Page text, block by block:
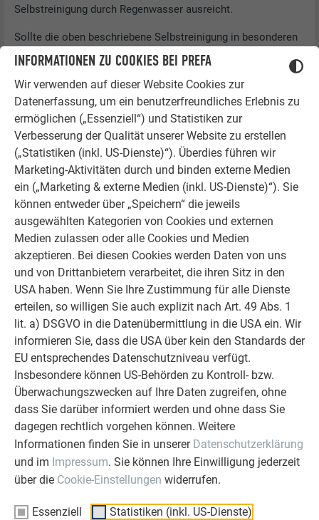
INFORMATIONEN ZU COOKIES BEI PREFA
Wir verwenden auf dieser Website Cookies zur
Datenerfassung, um ein benutzerfreundliches Erlebnis zu
ermöglichen („Essenziell“) und Statistiken zur
Verbesserung der Qualität unserer Website zu erstellen
(„Statistiken (inkl. US-Dienste)“). Überdies führen wir
Marketing-Aktivitäten durch und binden externe Medien
ein („Marketing & externe Medien (inkl. US-Dienste)“). Sie
können entweder über „Speichern“ die jeweils
ausgewählten Kategorien von Cookies und externen
Medien zulassen oder alle Cookies und Medien
akzeptieren. Bei diesen Cookies werden Daten von uns
und von Drittanbietern verarbeitet, die ihren Sitz in den
USA haben. Wenn Sie Ihre Zustimmung für alle Dienste
erteilen, so willigen Sie auch explizit nach Art. 49 Abs. 1
lit. a) DSGVO in die Datenübermittlung in die USA ein. Wir
informieren Sie, dass die USA über kein den Standards der
EU entsprechendes Datenschutzniveau verfügt.
Insbesondere können US-Behörden zu Kontroll- bzw.
Überwachungszwecken auf Ihre Daten zugreifen, ohne
dass Sie darüber informiert werden und ohne dass Sie
dagegen rechtlich vorgehen können. Weitere
Informationen finden Sie in unserer Datenschutzerklärung
und im Impressum. Sie können Ihre Einwilligung jederzeit
über die Cookie-Einstellungen widerrufen.
Essenziell Statistiken (inkl. US-Dienste)
Selbstreinigung durch Regenwasser ausreicht.
Sollte die oben beschriebene Selbstreinigung in besonderen
Fällen nicht ausreichend sein, kann eine regelmäßige
Bei besonderen Situationen wie extremem Pollenflug oder
Staubaufkommen ist eine regelmäßige Reinigung zu
empfehlen.
Generell ist mit aufbereitetem Wasser und weichem
Lappen oder Schwamm zu reinigen.
Verunreinigungen wie Bohrstaub oder Mörtelreste auf
beschichteten oder blanken Aluminiumteilen sind
sofort zu entfernen.
Keinesfalls Schmutz trocken abkratzen oder scharfe
Reinigungsmittel verwenden.
Keinesfalls Hochdruckreiniger verwenden.
Keinesfalls Materialien wie aggressive Chemikalien,
Scheuermittel, Klingen, Stahlwolle, Poliermittel etc.
verwenden. Diese können die Glasoberfläche oder die
Antireflexschicht beschädigen. Dies führt zum
Erlöschen der Garantieleistung.
Eine nachträgliche Aufbringung von wasser- bzw.
schmutzabweisenden Beschichtungen kann die
Effizienz der Module und somit den Ertrag negativ
beeinflussen.
Die Reinigung des PREFA Solardaches sollte nur von
Fachpersonal durchgeführt werden. Die Herstellerrichtlinien